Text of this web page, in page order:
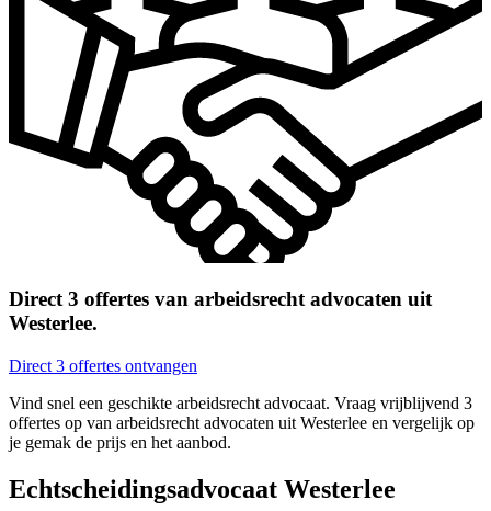
Direct 3 offertes van arbeidsrecht advocaten uit
Westerlee.
Direct 3 offertes ontvangen
Vind snel een geschikte arbeidsrecht advocaat. Vraag vrijblijvend 3
offertes op van arbeidsrecht advocaten uit Westerlee en vergelijk op
je gemak de prijs en het aanbod.
Echtscheidingsadvocaat Westerlee